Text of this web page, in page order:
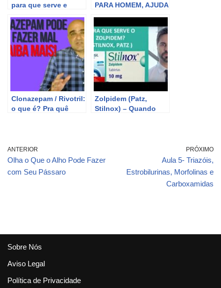
para que serve e
colaterais
PARA HOMEM, AJUDA
QUAIS OS EFEITOS
COLATERAIS?
Clonazepam / Rivotril:
o que é? Pra quê
Zolpidem (Patz,
Stilnox) – Quando
ANTERIOR
Olha o Que o Alho Pode Fazer
com Seu Pássaro
PRÓXIMO
Aula 5- Triazóis,
Estrobilurinas, Morfolinas e
Carboxamidas
Sobre Nós
Aviso Legal
Política de Privacidade